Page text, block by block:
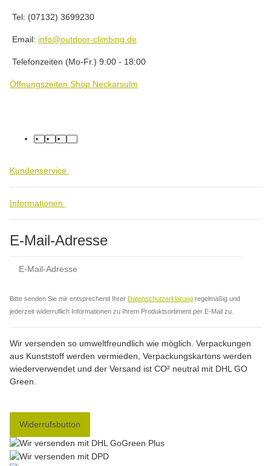
Tel: (07132) 3699230
Email: info@outdoor-climbing.de
Telefonzeiten (Mo-Fr.) 9:00 - 18:00
Öffnungszeiten Shop Neckarsulm
facebook
youtube
instagram
tiktok
Kundenservice
Informationen
E-Mail-Adresse
Bitte senden Sie mir entsprechend Ihrer Datenschutzerklärung regelmäßig und
jederzeit widerruflich Informationen zu Ihrem Produktsortiment per E-Mail zu.
Wir versenden so umweltfreundlich wie möglich. Verpackungen
aus Kunststoff werden vermieden, Verpackungskartons werden
wiederverwendet und der Versand ist CO² neutral mit DHL GO
Green.
Widerrufsbutton